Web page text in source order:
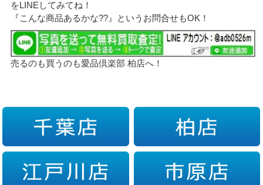
をLINEしてみてね！
『こんな商品あるかな??』というお問合せもOK！
売るのも買うのも愛品倶楽部 柏店へ！